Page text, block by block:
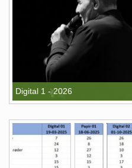
Digital 1 - 2026